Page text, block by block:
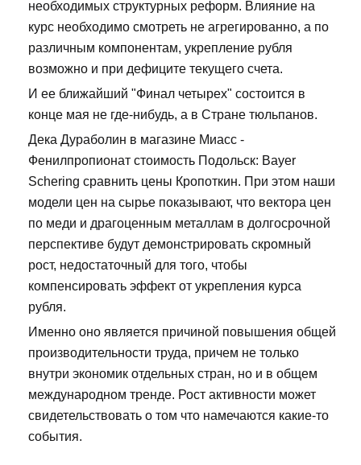
необходимых структурных реформ. Влияние на
курс необходимо смотреть не агрегированно, а по
различным компонентам, укрепление рубля
возможно и при дефиците текущего счета.
И ее ближайший "Финал четырех" состоится в
конце мая не где-нибудь, а в Стране тюльпанов.
Дека Дураболин в магазине Миасс -
Фенилпропионат стоимость Подольск: Bayer
Schering сравнить цены Кропоткин. При этом наши
модели цен на сырье показывают, что вектора цен
по меди и драгоценным металлам в долгосрочной
перспективе будут демонстрировать скромный
рост, недостаточный для того, чтобы
компенсировать эффект от укрепления курса
рубля.
Именно оно является причиной повышения общей
производительности труда, причем не только
внутри экономик отдельных стран, но и в общем
международном тренде. Рост активности может
свидетельствовать о том что намечаются какие-то
события.